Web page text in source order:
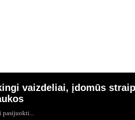
vaizdeliai, įdomūs